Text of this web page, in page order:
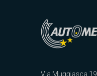
Via Muggiasca 19